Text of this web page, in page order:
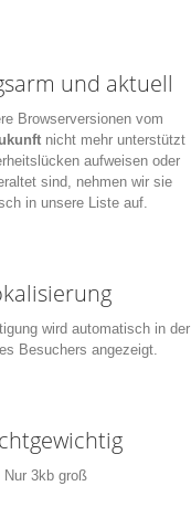
und aktuell
Browserversionen vom
nicht mehr unterstützt
aufweisen oder
sind, nehmen wir sie
in unsere Liste auf.
wird automatisch in der
Besuchers angezeigt.
Nur 3kb groß